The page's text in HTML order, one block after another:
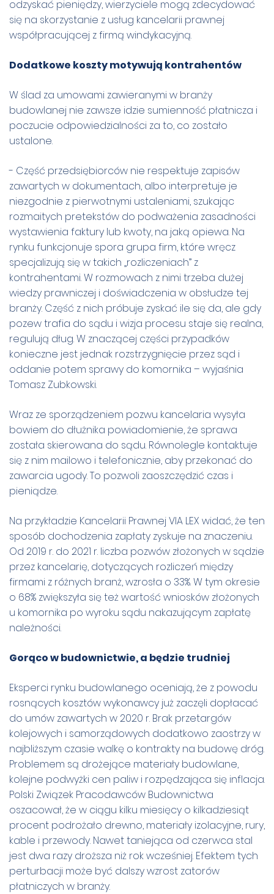
odzyskać pieniędzy, wierzyciele mogą zdecydować
się na skorzystanie z usług kancelarii prawnej
współpracującej z firmą windykacyjną.
Dodatkowe koszty motywują kontrahentów
W ślad za umowami zawieranymi w branży
budowlanej nie zawsze idzie sumienność płatnicza i
poczucie odpowiedzialności za to, co zostało
ustalone.
- Część przedsiębiorców nie respektuje zapisów
zawartych w dokumentach, albo interpretuje je
niezgodnie z pierwotnymi ustaleniami, szukając
rozmaitych pretekstów do podważenia zasadności
wystawienia faktury lub kwoty, na jaką opiewa. Na
rynku funkcjonuje spora grupa firm, które wręcz
specjalizują się w takich „rozliczeniach” z
kontrahentami. W rozmowach z nimi trzeba dużej
wiedzy prawniczej i doświadczenia w obsłudze tej
branży. Część z nich próbuje zyskać ile się da, ale gdy
pozew trafia do sądu i wizja procesu staje się realna,
regulują dług. W znaczącej części przypadków
konieczne jest jednak rozstrzygnięcie przez sąd i
oddanie potem sprawy do komornika – wyjaśnia
Tomasz Zubkowski.
Wraz ze sporządzeniem pozwu kancelaria wysyła
bowiem do dłużnika powiadomienie, że sprawa
została skierowana do sądu. Równolegle kontaktuje
się z nim mailowo i telefonicznie, aby przekonać do
zawarcia ugody. To pozwoli zaoszczędzić czas i
pieniądze.
Na przykładzie Kancelarii Prawnej VIA LEX widać, że ten
sposób dochodzenia zapłaty zyskuje na znaczeniu.
Od 2019 r. do 2021 r. liczba pozwów złożonych w sądzie
przez kancelarię, dotyczących rozliczeń między
firmami z różnych branż, wzrosła o 33%. W tym okresie
o 68% zwiększyła się też wartość wniosków złożonych
u komornika po wyroku sądu nakazującym zapłatę
należności.
Gorąco w budownictwie, a będzie trudniej
Eksperci rynku budowlanego oceniają, że z powodu
rosnących kosztów wykonawcy już zaczęli dopłacać
do umów zawartych w 2020 r. Brak przetargów
kolejowych i samorządowych dodatkowo zaostrzy w
najbliższym czasie walkę o kontrakty na budowę dróg.
Problemem są drożejące materiały budowlane,
kolejne podwyżki cen paliw i rozpędzająca się inflacja.
Polski Związek Pracodawców Budownictwa
oszacował, że w ciągu kilku miesięcy o kilkadziesiąt
procent podrożało drewno, materiały izolacyjne, rury,
kable i przewody. Nawet taniejąca od czerwca stal
jest dwa razy droższa niż rok wcześniej. Efektem tych
perturbacji może być dalszy wzrost zatorów
płatniczych w branży.